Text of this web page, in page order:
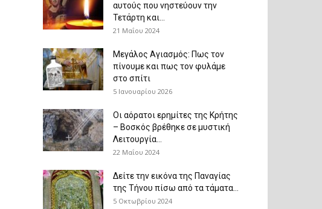
αυτούς που νηστεύουν την
Τετάρτη και...
21 Μαΐου 2024
Μεγάλος Αγιασμός: Πως τον
πίνουμε και πως τον φυλάμε
στο σπίτι
5 Ιανουαρίου 2026
Οι αόρατοι ερημίτες της Κρήτης
– Βοσκός βρέθηκε σε μυστική
Λειτουργία...
22 Μαΐου 2024
Δείτε την εικόνα της Παναγίας
της Τήνου πίσω από τα τάματα...
5 Οκτωβρίου 2024